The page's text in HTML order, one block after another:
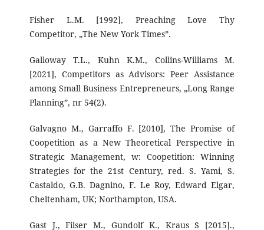
Fisher L.M. [1992], Preaching Love Thy
Competitor, „The New York Times”.
Galloway T.L., Kuhn K.M., Collins-Williams M.
[2021], Competitors as Advisors: Peer Assistance
among Small Business Entrepreneurs, „Long Range
Planning”, nr 54(2).
Galvagno M., Garraffo F. [2010], The Promise of
Coopetition as a New Theoretical Perspective in
Strategic Management, w: Coopetition: Winning
Strategies for the 21st Century, red. S. Yami, S.
Castaldo, G.B. Dagnino, F. Le Roy, Edward Elgar,
Cheltenham, UK; Northampton, USA.
Gast J., Filser M., Gundolf K., Kraus S [2015].,